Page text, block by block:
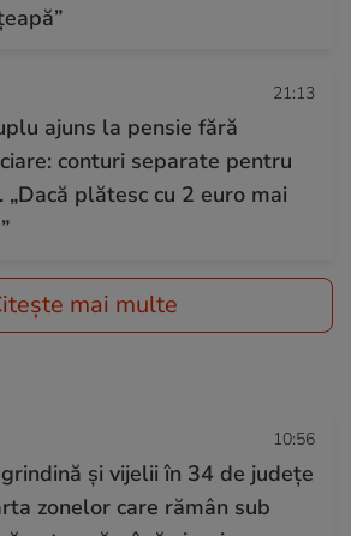
21:13
ajuns la pensie fără
conturi separate pentru
„Dacă plătesc cu 2 euro mai
mai multe
10:56
și vijelii în 34 de județe
zonelor care rămân sub